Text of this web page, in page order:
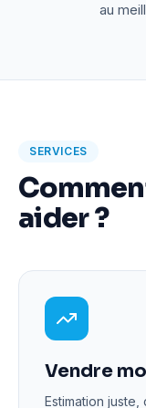
au
SERVICES
aider ?
Vendre
Estimation